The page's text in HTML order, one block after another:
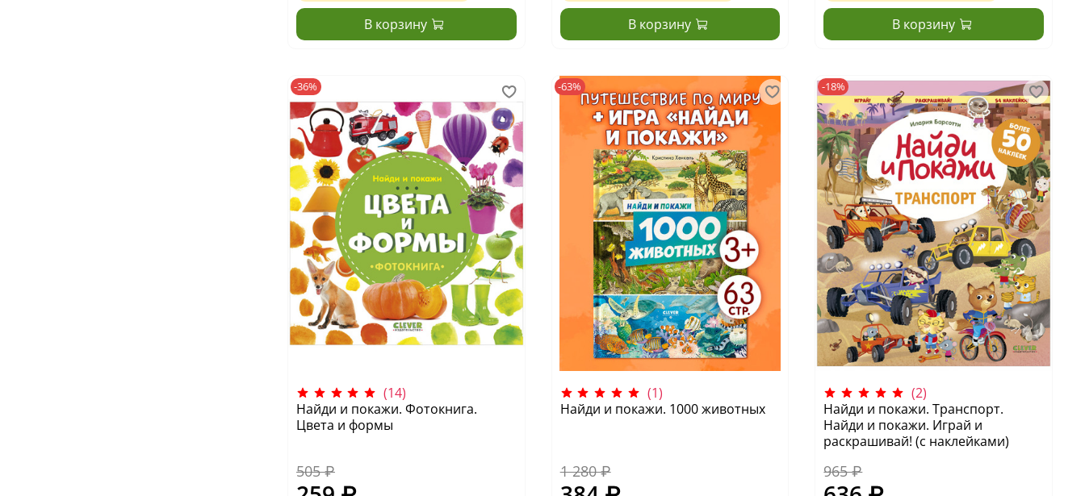
В корзину
В корзину
В корзину
-36%
(14)
Найди и покажи. Фотокнига.
Цвета и формы
505 ₽
-63%
(1)
Найди и покажи. 1000 животных
1 280 ₽
-18%
(2)
Найди и покажи. Транспорт.
Найди и покажи. Играй и
раскрашивай! (с наклейками)
965 ₽